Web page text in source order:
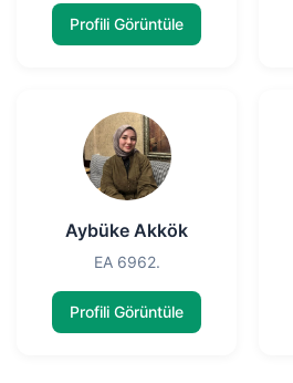
Profili Görüntüle
Aybüke Akkök
EA 6962.
Profili Görüntüle